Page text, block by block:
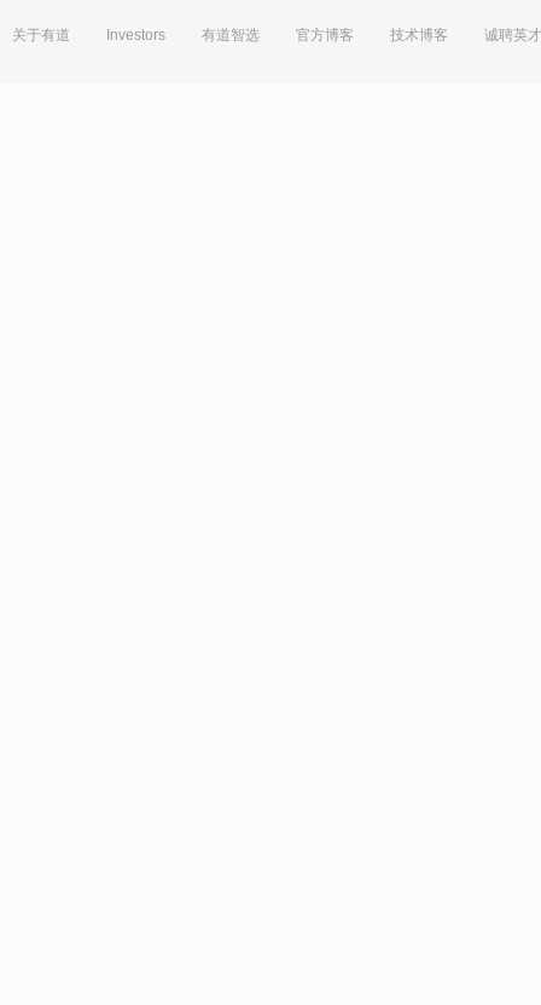
关于有道 Investors 有道智选 官方博客 技术博客 诚聘英才